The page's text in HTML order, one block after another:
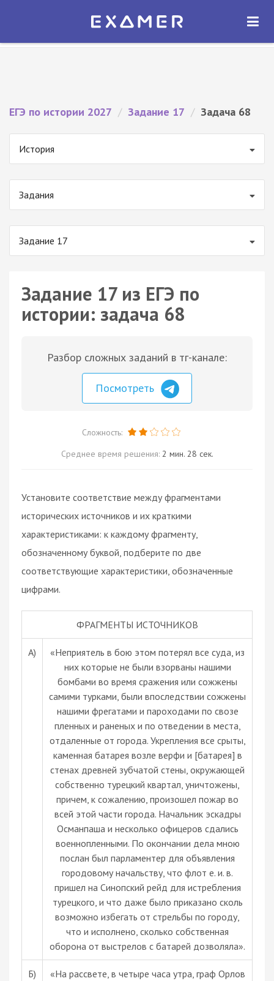
Экзамер — ЕГЭ 2027
ОТКРЫТЬ
ЕГЭ по истории 2027 / Задание 17 / Задача 68
История
Задания
Задание 17
Задание 17 из ЕГЭ по
истории: задача 68
Разбор сложных заданий в тг-канале:
Посмотреть
Сложность:
Среднее время решения: 2 мин. 28 сек.
Установите соответствие между фрагментами
исторических источников и их краткими
характеристиками: к каждому фрагменту,
обозначенному буквой, подберите по две
соответствующие характеристики, обозначенные
цифрами.
ФРАГМЕНТЫ ИСТОЧНИКОВ
A)
«Неприятель в бою этом потерял все суда, из
них которые не были взорваны нашими
бомбами во время сражения или сожжены
самими турками, были впоследствии сожжены
нашими фрегатами и пароходами по свозе
пленных и раненых и по отведении в места,
отдаленные от города. Укрепления все срыты,
каменная батарея возле верфи и [батарея] в
стенах древней зубчатой стены, окружающей
собственно турецкий квартал, уничтожены,
причем, к сожалению, произошел пожар во
всей этой части города. Начальник эскадры
Османпаша и несколько офицеров сдались
военнопленными. По окончании дела мною
послан был парламентер для объявления
городовому начальству, что флот е. и. в.
пришел на Синопский рейд для истребления
турецкого, и что даже было приказано сколь
возможно избегать от стрельбы по городу,
что и исполнено, сколько собственная
оборона от выстрелов с батарей дозволяла».
Б)
«На рассвете, в четыре часа утра, граф Орлов